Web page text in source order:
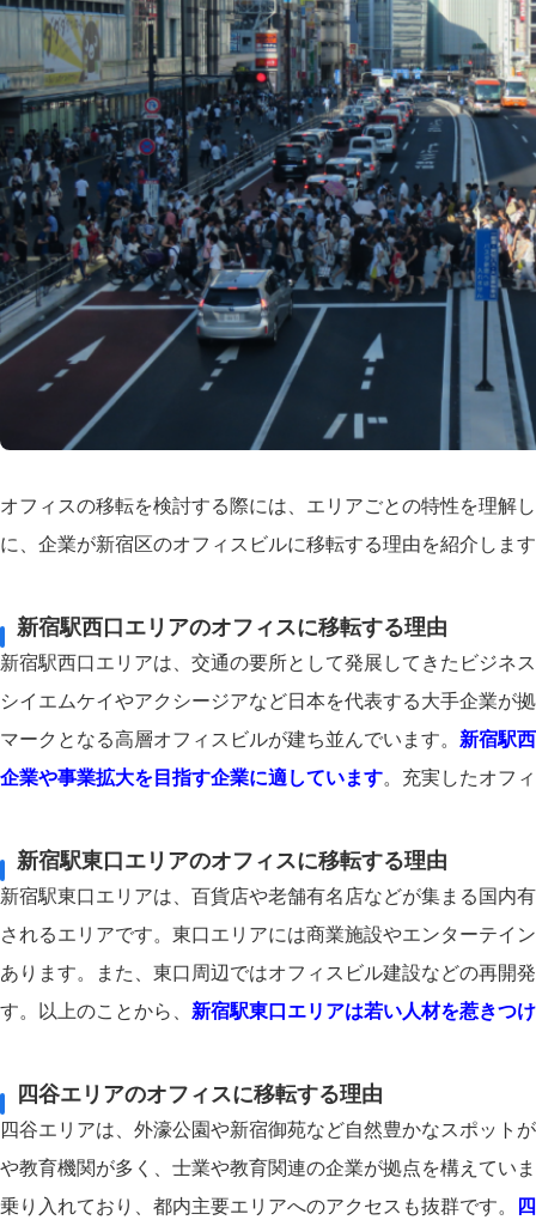
オフィスの移転を検討する際には、エリアごとの特性を理解
に、企業が新宿区のオフィスビルに移転する理由を紹介しま
新宿駅西口エリアのオフィスに移転する理由
新宿駅西口エリアは、交通の要所として発展してきたビジネ
シイエムケイやアクシージアなど日本を代表する大手企業が
マークとなる高層オフィスビルが建ち並んでいます。 新宿駅
企業や事業拡大を目指す企業に適しています。充実したオフ
新宿駅東口エリアのオフィスに移転する理由
新宿駅東口エリアは、百貨店や老舗有名店などが集まる国内
されるエリアです。東口エリアには商業施設やエンターテイ
あります。また、東口周辺ではオフィスビル建設などの再開
す。以上のことから、 新宿駅東口エリアは若い人材を惹きつ
四谷エリアのオフィスに移転する理由
四谷エリアは、外濠公園や新宿御苑など自然豊かなスポット
や教育機関が多く、士業や教育関連の企業が拠点を構えてい
乗り入れており、都内主要エリアへのアクセスも抜群です。